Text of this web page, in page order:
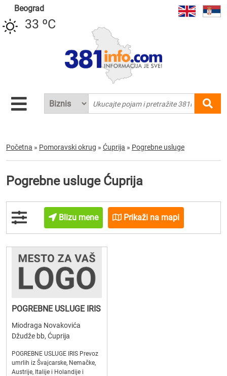
Beograd
33 ºC
Početna » Pomoravski okrug » Ćuprija » Pogrebne usluge
Pogrebne usluge Ćuprija
Blizu mene Prikaži na mapi
POGREBNE USLUGE IRIS
Miodraga Novakovića
Džudže bb, Ćuprija
POGREBNE USLUGE IRIS Prevoz
umrlih iz Švajcarske, Nemačke,
Austrije, Italije i Holandije i